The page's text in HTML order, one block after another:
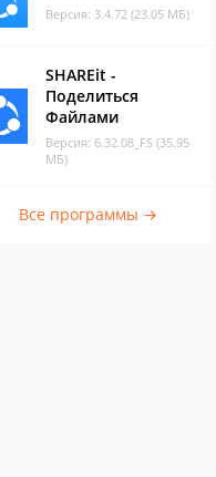
Версия: 3.4.72 (23.05 МБ)
SHAREit -
Поделиться
Файлами
Версия: 6.32.08_FS (35.95
МБ)
Все программы →